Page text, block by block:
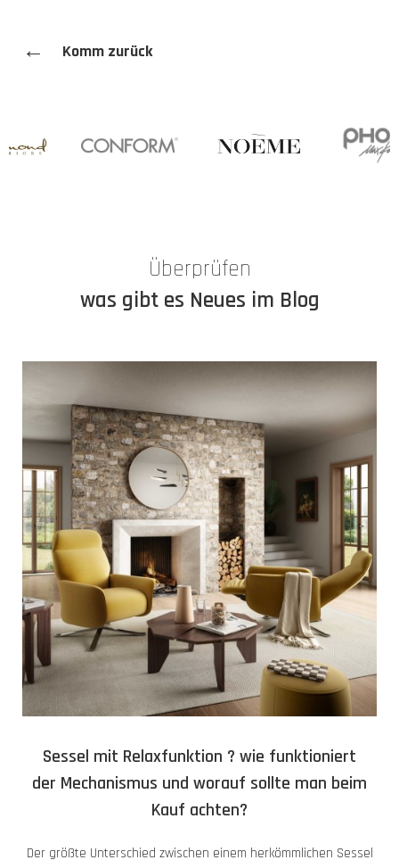
← Komm zurück
Überprüfen
was gibt es Neues im Blog
Sessel mit Relaxfunktion ? wie funktioniert
der Mechanismus und worauf sollte man beim
Kauf achten?
Der größte Unterschied zwischen einem herkömmlichen Sessel